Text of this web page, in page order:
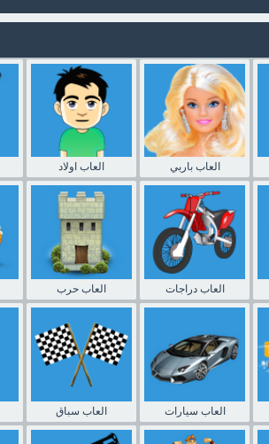
العاب اولاد العاب باربي
العاب حرب العاب دراجات
العاب سباق العاب سيارات